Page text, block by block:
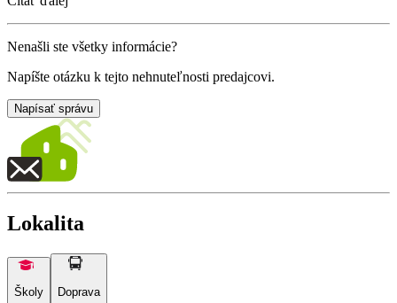
Nenašli ste všetky informácie?
Napíšte otázku k tejto nehnuteľnosti predajcovi.
Napísať správu
Lokalita
Školy Doprava